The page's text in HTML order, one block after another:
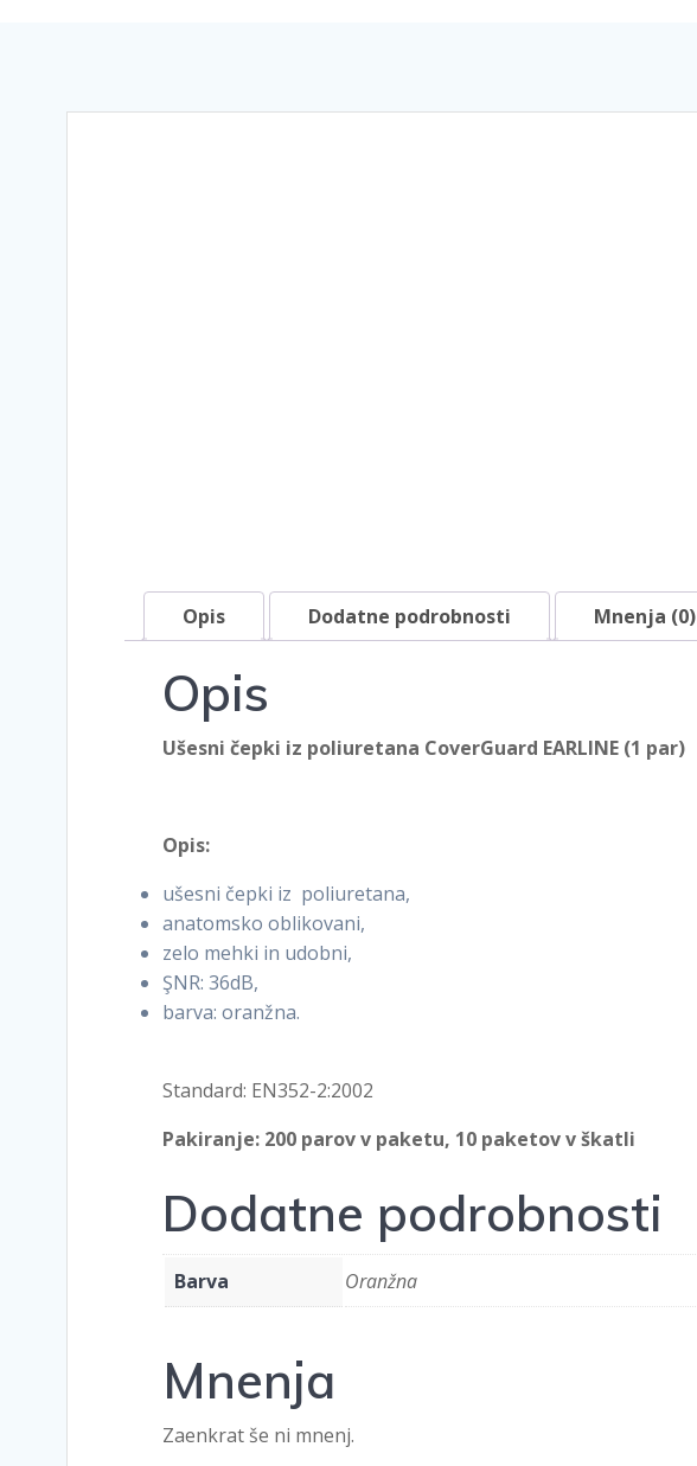
Opis Dodatne podrobnosti Mnenja (0)
Opis
Ušesni čepki iz poliuretana CoverGuard EARLINE (1 par)
Opis:
ušesni čepki iz poliuretana,
anatomsko oblikovani,
zelo mehki in udobni,
ŞNR: 36dB,
barva: oranžna.
Standard: EN352-2:2002
Pakiranje: 200 parov v paketu, 10 paketov v škatli
Dodatne podrobnosti
Barva Oranžna
Mnenja
Zaenkrat še ni mnenj.